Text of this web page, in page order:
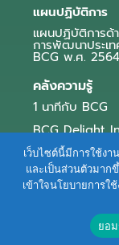
แผนปฏิบัติการ
แผนปฏิบัติการด้
การพัฒนาประเ
BCG พ.ศ.
คลังความรู้
1 นาทีกับ BCG
BCG Delight
สื่อประชาสัมพันธ์
e-Book Series
ตัวอย่างธุรกิจ
ข่าวและบทความ
เว็บไซต์นี้มีการใช้งา
และเป็นส่วนตัวมาก
เข้าใจนโยบายการ
ยอ